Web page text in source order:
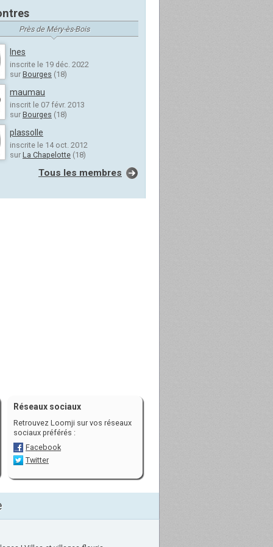
Près de Méry-ès-Bois
Ines
inscrite le 19 déc. 2022
sur Bourges (18)
maumau
inscrit le 07 févr. 2013
sur Bourges (18)
plassolle
inscrite le 14 oct. 2012
sur La Chapelotte (18)
Tous les membres
Réseaux sociaux
Retrouvez Loomji sur vos réseaux
sociaux préférés :
Facebook
Twitter